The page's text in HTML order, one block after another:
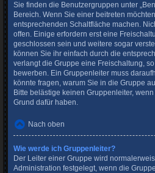
Sie finden die Benutzergruppen unter
Bereich. Wenn Sie einer beitreten
entsprechenden Schaltfläche machen.
offen. Einige erfordern erst eine
geschlossen sein und weitere sogar
können Sie ihr einfach durch die
verlangt die Gruppe eine Freischaltung,
bewerben. Ein Gruppenleiter muss
könnte fragen, warum Sie in die Gruppe
Bitte belästige keinen Gruppenleiter,
Grund dafür haben.
Nach oben
Wie werde ich Gruppenleiter?
Der Leiter einer Gruppe wird
Administration festgelegt, wenn die